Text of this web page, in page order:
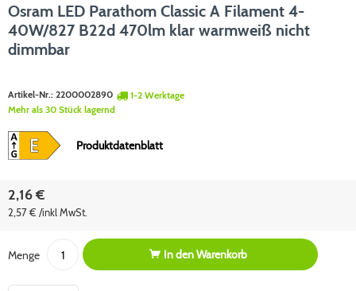
Osram LED Parathom Classic A Filament 4-
40W/827 B22d 470lm klar warmweiß nicht
dimmbar
Artikel-Nr.: 2200002890
1-2 Werktage
Mehr als 30 Stück lagernd
Produktdatenblatt
2,16 €
2,57 € /inkl MwSt.
Menge In denWarenkorb